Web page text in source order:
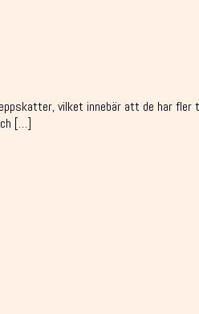
vilket innebär att de har
[…]